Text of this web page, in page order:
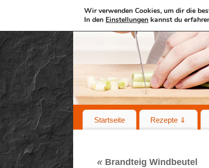
Startseite Rezepte ⇓
« Brandteig Windbeutel
Wir verwenden Cookies, um dir die
In den Einstellungen kannst du